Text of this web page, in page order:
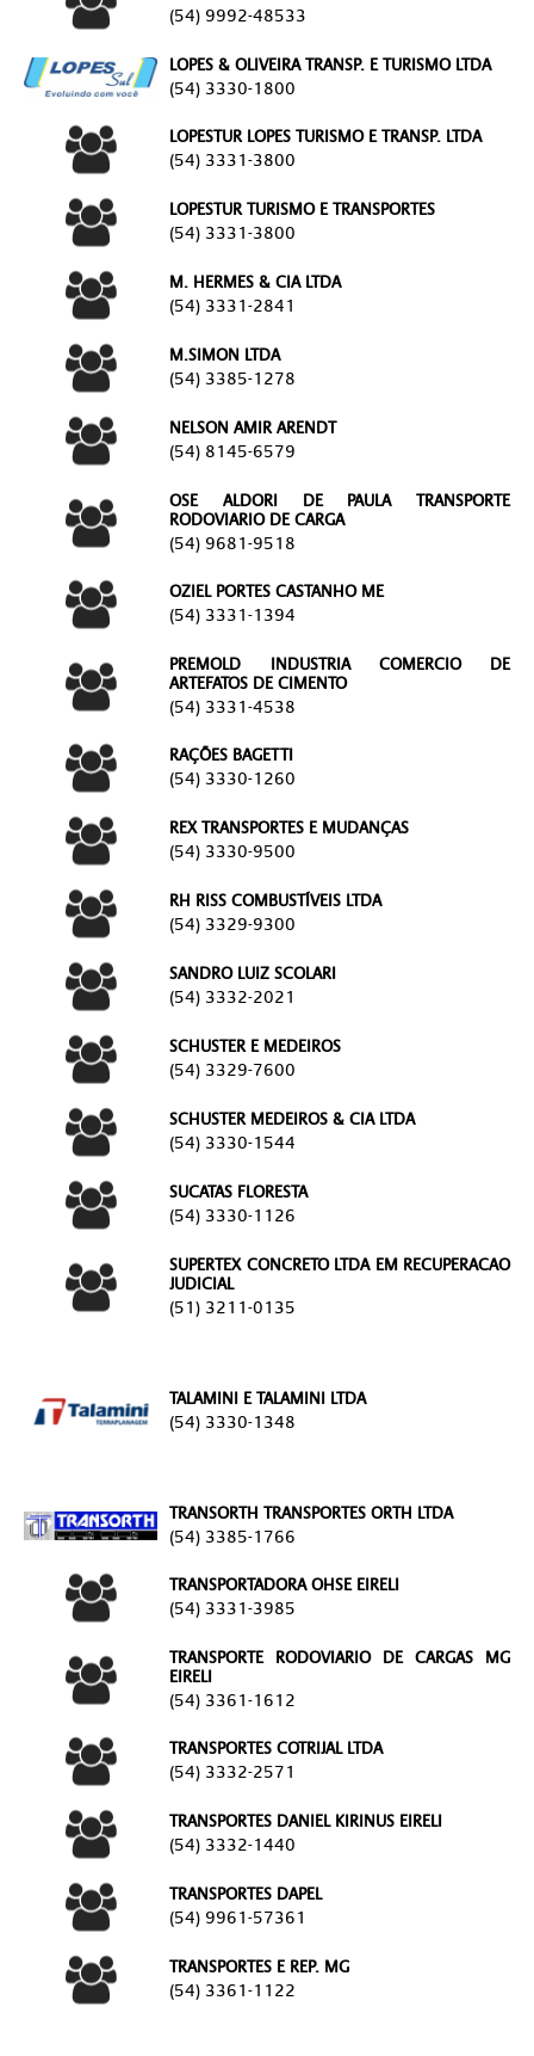
(54) 9992-48533
LOPES & OLIVEIRA TRANSP. E TURISMO LTDA
(54) 3330-1800
LOPESTUR LOPES TURISMO E TRANSP. LTDA
(54) 3331-3800
LOPESTUR TURISMO E TRANSPORTES
(54) 3331-3800
M. HERMES & CIA LTDA
(54) 3331-2841
M.SIMON LTDA
(54) 3385-1278
NELSON AMIR ARENDT
(54) 8145-6579
OSE ALDORI DE PAULA TRANSPORTE
RODOVIARIO DE CARGA
(54) 9681-9518
OZIEL PORTES CASTANHO ME
(54) 3331-1394
PREMOLD INDUSTRIA COMERCIO DE
ARTEFATOS DE CIMENTO
(54) 3331-4538
RAÇÕES BAGETTI
(54) 3330-1260
REX TRANSPORTES E MUDANÇAS
(54) 3330-9500
RH RISS COMBUSTÍVEIS LTDA
(54) 3329-9300
SANDRO LUIZ SCOLARI
(54) 3332-2021
SCHUSTER E MEDEIROS
(54) 3329-7600
SCHUSTER MEDEIROS & CIA LTDA
(54) 3330-1544
SUCATAS FLORESTA
(54) 3330-1126
SUPERTEX CONCRETO LTDA EM RECUPERACAO
JUDICIAL
(51) 3211-0135
TALAMINI E TALAMINI LTDA
(54) 3330-1348
TRANSORTH TRANSPORTES ORTH LTDA
(54) 3385-1766
TRANSPORTADORA OHSE EIRELI
(54) 3331-3985
TRANSPORTE RODOVIARIO DE CARGAS MG
EIRELI
(54) 3361-1612
TRANSPORTES COTRIJAL LTDA
(54) 3332-2571
TRANSPORTES DANIEL KIRINUS EIRELI
(54) 3332-1440
TRANSPORTES DAPEL
(54) 9961-57361
TRANSPORTES E REP. MG
(54) 3361-1122